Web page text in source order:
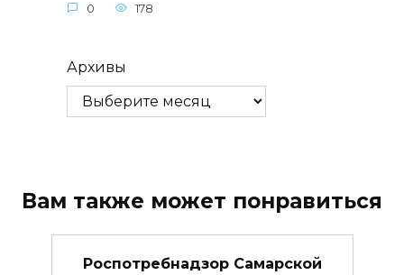
0
178
Архивы
Вам также может понравиться
Роспотребнадзор Самарской